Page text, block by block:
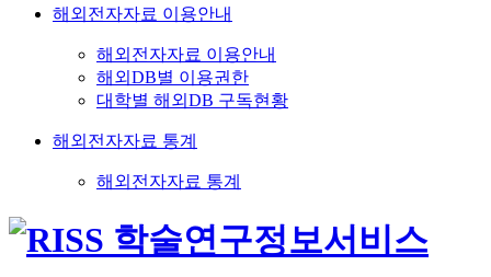
해외전자자료 이용안내
해외전자자료 이용안내
해외DB별 이용권한
대학별 해외DB 구독현황
해외전자자료 통계
해외전자자료 통계